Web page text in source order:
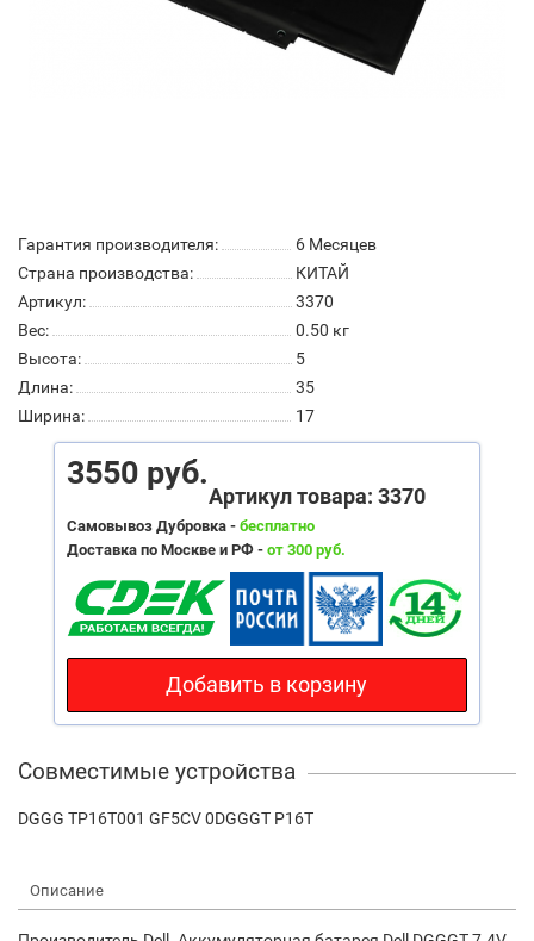
Гарантия производителя:
6 Месяцев
Страна производства:
КИТАЙ
Артикул:
3370
Вес:
0.50 кг
Высота:
5
Длина:
35
Ширина:
17
3550 руб.
Артикул товара: 3370
Самовывоз Дубровка - бесплатно
Доставка по Москве и РФ - от 300 руб.
Добавить в корзину
Совместимые устройства
DGGG TP16T001 GF5CV 0DGGGT P16T
Описание